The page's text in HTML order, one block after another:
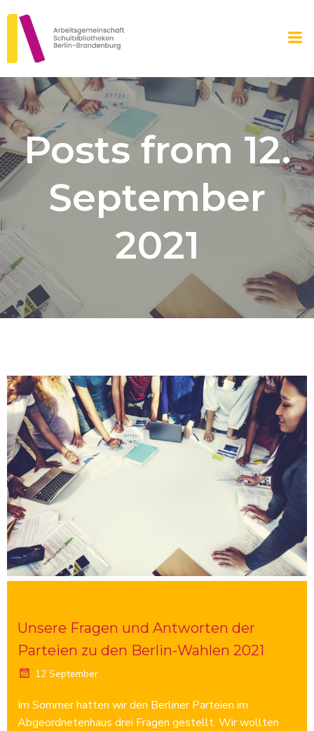
Posts from 12.
September
2021
Unsere Fragen und Antworten der
Parteien zu den Berlin-Wahlen 2021
12 September
Im Sommer hatten wir den Berliner Parteien im
Abgeordnetenhaus drei Fragen gestellt. Wir wollten